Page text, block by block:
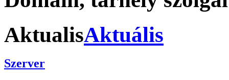
AktualisAktuális
Szerver